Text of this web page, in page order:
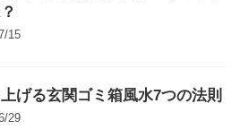
15
げる玄関ゴミ箱風水7つの法則
29